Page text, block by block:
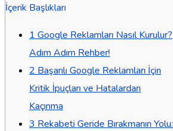
İçerik Başlıkları
1 Google Reklamları Nasıl Kurulur?
Adım Adım Rehber!
2 Başarılı Google Reklamları İçin
Kritik İpuçları ve Hatalardan
Kaçınma
3 Rekabeti Geride Bırakmanın Yolu: